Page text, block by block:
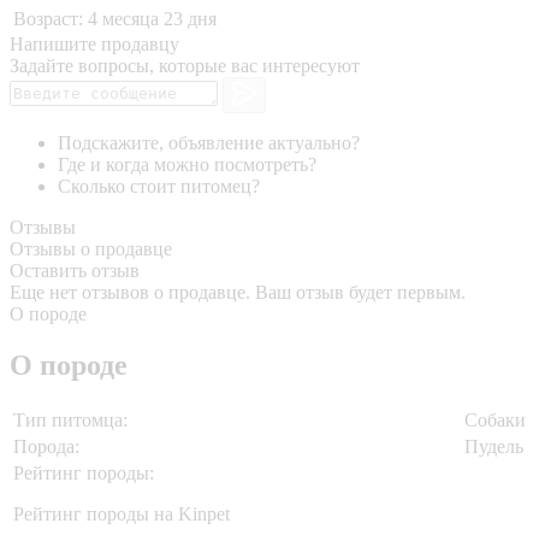
Возраст: 4 месяца 23 дня
Напишите продавцу
Задайте вопросы, которые вас интересуют
Подскажите, объявление актуально?
Где и когда можно посмотреть?
Сколько стоит питомец?
Отзывы
Отзывы о продавце
Оставить отзыв
Еще нет отзывов о продавце. Ваш отзыв будет первым.
О породе
О породе
Тип питомца:
Собаки
Порода:
Пудель
Рейтинг породы:
Рейтинг породы на Kinpet